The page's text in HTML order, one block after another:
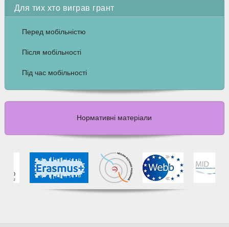
Для тих хто виграв грант
Перед мобільністю
Після мобільності
Під час мобільності
Нормативні матеріали